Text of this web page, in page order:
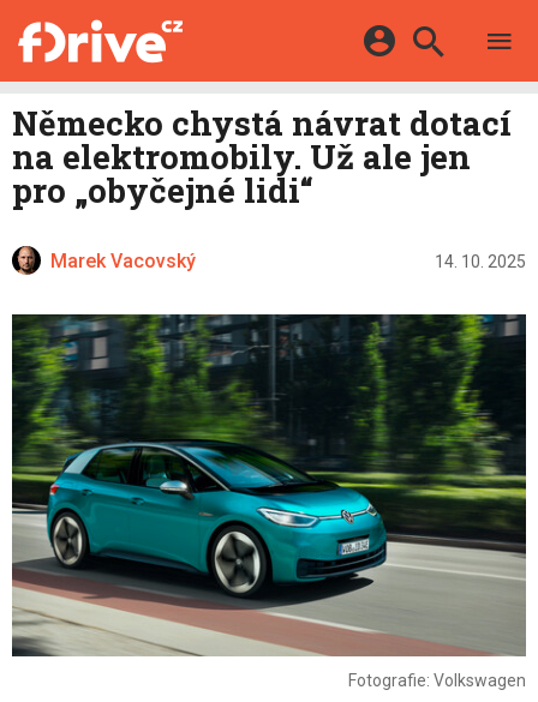
KATALOG
MAPA STANIC
VIDEA
DALŠÍ
HYBRIDY
E-MOTORSPORT
OSTATNÍ
Facebook Google
Německo chystá návrat dotací
na elektromobily. Už ale jen
pro „obyčejné lidi“
Marek Vacovský 14. 10. 2025
Fotografie: Volkswagen